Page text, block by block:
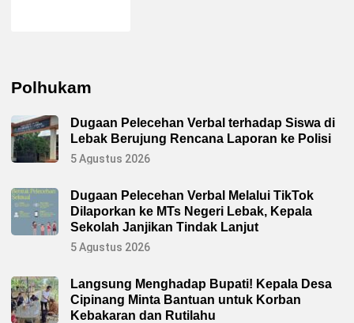
Polhukam
Dugaan Pelecehan Verbal terhadap Siswa di
Lebak Berujung Rencana Laporan ke Polisi
5 Agustus 2026
Dugaan Pelecehan Verbal Melalui TikTok
Dilaporkan ke MTs Negeri Lebak, Kepala
Sekolah Janjikan Tindak Lanjut
5 Agustus 2026
Langsung Menghadap Bupati! Kepala Desa
Cipinang Minta Bantuan untuk Korban
Kebakaran dan Rutilahu